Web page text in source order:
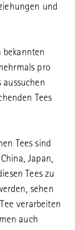
und
bekannten
pro
Tees
Tees sind
Japan,
Tees zu
sehen
verarbeiten
auch